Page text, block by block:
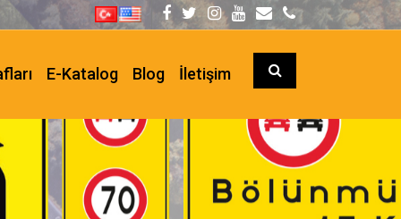
E-Katalog Blog İletişim